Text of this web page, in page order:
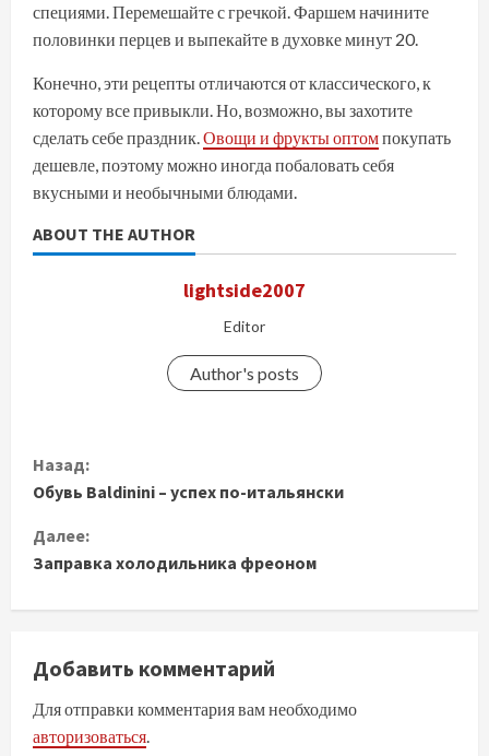
специями. Перемешайте с гречкой. Фаршем начините
половинки перцев и выпекайте в духовке минут 20.
Конечно, эти рецепты отличаются от классического, к
которому все привыкли. Но, возможно, вы захотите
сделать себе праздник.Овощи и фрукты оптомпокупать
дешевле, поэтому можно иногда побаловать себя
вкусными и необычными блюдами.
ABOUT THE AUTHOR
lightside2007
Editor
Author's posts
П
р
о
л
ж
Назад:
Обувь Baldinini – успех по-итальянски
Далее:
Заправка холодильника фреоном
Добавить комментарий
Для отправки комментария вам необходимо
авторизоваться.